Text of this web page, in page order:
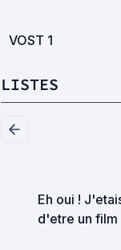
VOST 1
LISTES
Eh oui !
d'etre un film